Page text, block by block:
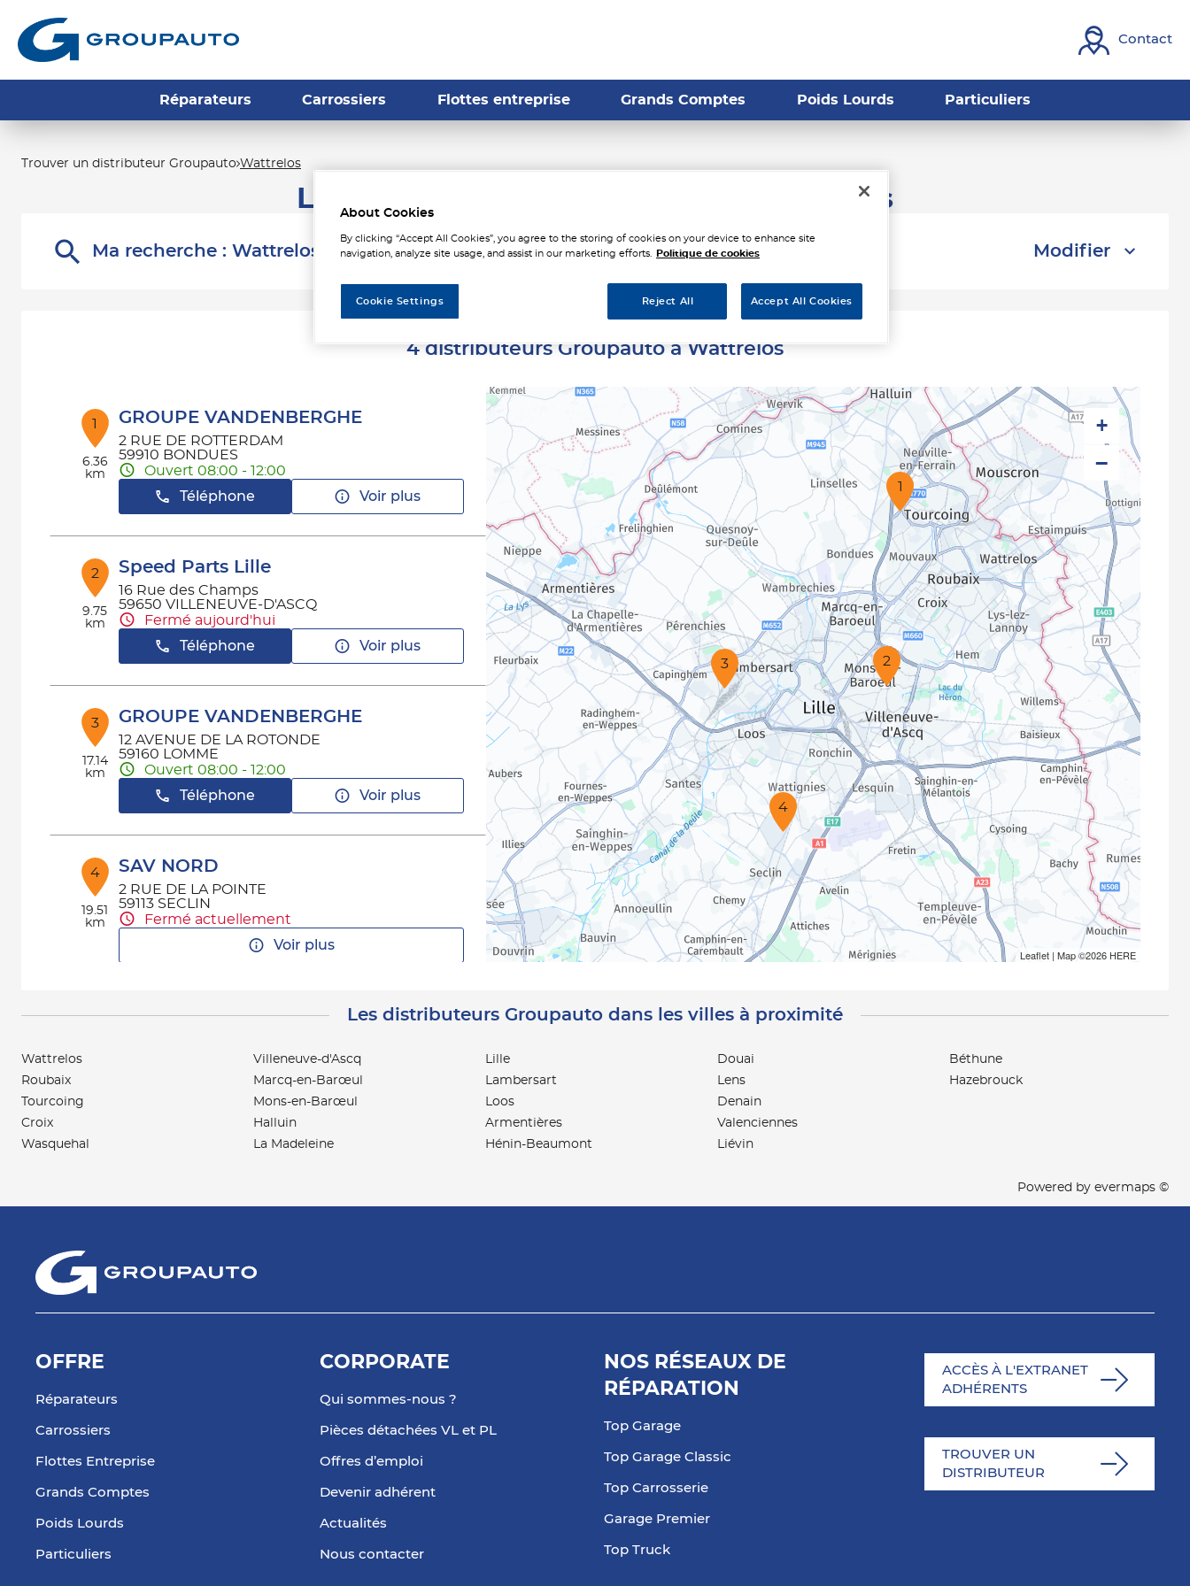
Contact
Réparateurs Carrossiers Flottes entreprise Grands Comptes Poids Lourds Particuliers
Trouver un distributeur Groupauto Wattrelos
Les distributeurs Groupauto à Wattrelos
Ma recherche : Wattrelos Modifier
4 distributeurs Groupauto à Wattrelos
1
6.36
km
GROUPE VANDENBERGHE
2 RUE DE ROTTERDAM
59910 BONDUES
Ouvert 08:00 - 12:00
Téléphone
Voir plus
2
9.75
km
Speed Parts Lille
16 Rue des Champs
59650 VILLENEUVE-D'ASCQ
Fermé aujourd'hui
Téléphone
Voir plus
3
17.14
km
GROUPE VANDENBERGHE
12 AVENUE DE LA ROTONDE
59160 LOMME
Ouvert 08:00 - 12:00
Téléphone
Voir plus
4
19.51
km
SAV NORD
2 RUE DE LA POINTE
59113 SECLIN
Fermé actuellement
Voir plus
4
3 2
1
+
−
Leaflet| Map ©2026 HERE
Les distributeurs Groupauto dans les villes à proximité
Wattrelos
Roubaix
Tourcoing
Croix
Wasquehal
Villeneuve-d'Ascq
Marcq-en-Barœul
Mons-en-Barœul
Halluin
La Madeleine
Lille
Lambersart
Loos
Armentières
Hénin-Beaumont
Douai
Lens
Denain
Valenciennes
Liévin
Béthune
Hazebrouck
Powered by evermaps ©
OFFRE
Réparateurs
Carrossiers
Flottes Entreprise
Grands Comptes
Poids Lourds
Particuliers
CORPORATE
Qui sommes-nous ?
Pièces détachées VL et PL
Offres d’emploi
Devenir adhérent
Actualités
Nous contacter
NOS RÉSEAUX DE
RÉPARATION
Top Garage
Top Garage Classic
Top Carrosserie
Garage Premier
Top Truck
ACCÈS À L'EXTRANET
ADHÉRENTS
TROUVER UN
DISTRIBUTEUR
About Cookies
By clicking “Accept All Cookies”, you agree to the storing of cookies on your device to enhance site
navigation, analyze site usage, and assist in our marketing efforts.
Politique de cookies
Reject All Accept All Cookies
Cookie Settings